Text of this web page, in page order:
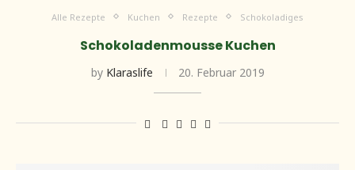
Alle Rezepte Kuchen Rezepte Schokoladiges
Schokoladenmousse Kuchen
by Klaraslife 20. Februar 2019